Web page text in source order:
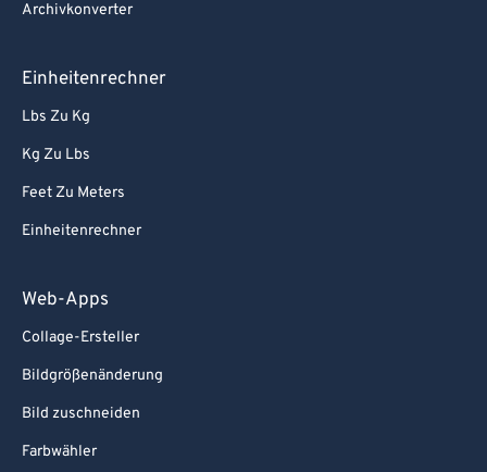
Archivkonverter
Einheitenrechner
Lbs Zu Kg
Kg Zu Lbs
Feet Zu Meters
Einheitenrechner
Web-Apps
Collage-Ersteller
Bildgrößenänderung
Bild zuschneiden
Farbwähler